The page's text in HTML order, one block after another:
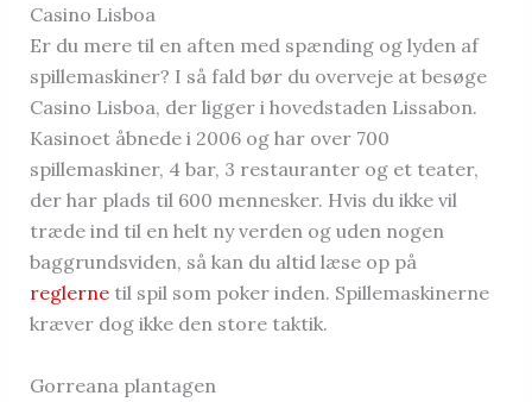
Casino Lisboa
Er du mere til en aften med spænding og lyden af
spillemaskiner? I så fald bør du overveje at besøge
Casino Lisboa, der ligger i hovedstaden Lissabon.
Kasinoet åbnede i 2006 og har over 700
spillemaskiner, 4 bar, 3 restauranter og et teater,
der har plads til 600 mennesker. Hvis du ikke vil
træde ind til en helt ny verden og uden nogen
baggrundsviden, så kan du altid læse op på
reglernetil spil som poker inden. Spillemaskinerne
kræver dog ikke den store taktik.
Gorreana plantagen